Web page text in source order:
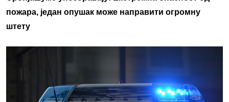
пожара, један опушак може направити огромну
штету